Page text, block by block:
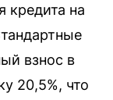
кредита на
взнос в
20,5%, что